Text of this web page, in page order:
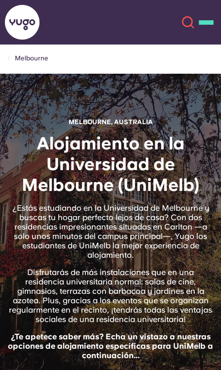
Acerca de
Ubicaciones
Más
Cuenta Idioma
English (GB)
English (US)
Chinese
Español
Català
Deutsch
Elige un país
Elige una ciudad
Elige una residencia
Iniciar sesión
Reserva ahora
English (GB)
English (US)
Chinese Español
Català Deutsch
Italian French
Portuguese
Melbourne
MELBOURNE, AUSTRALIA
Alojamiento en la
Universidad de
Melbourne (UniMelb)
¿Estás estudiando en la Universidad de Melbourne y
buscas tu hogar perfecto lejos de casa? Con dos
residencias impresionantes situadas en Carlton —a
solo unos minutos del campus principal—, Yugo los
estudiantes de UniMelb la mejor experiencia de
alojamiento.
Disfrutarás de más instalaciones que en una
residencia universitaria normal: salas de cine,
gimnasios, terrazas con barbacoa y jardines en la
azotea. Plus, gracias a los eventos que se organizan
regularmente en el recinto, ¡tendrás todas las ventajas
sociales de una residencia universitaria!
¿Te apetece saber más? Echa un vistazo a nuestras
opciones de alojamiento específicas para UniMelb a
continuación...